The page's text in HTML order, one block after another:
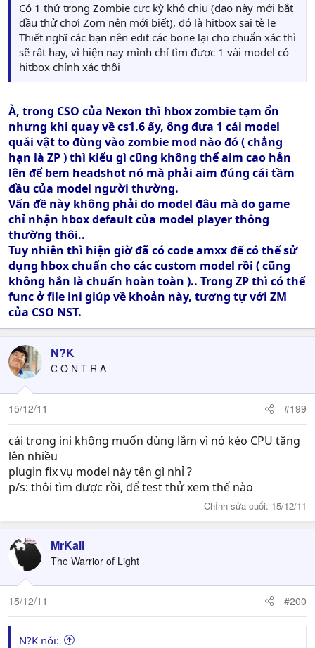
Có 1 thứ trong Zombie cực kỳ khó chịu (dạo này mới bắt
đầu thử chơi Zom nên mới biết), đó là hitbox sai tè le
Thiết nghĩ các bạn nên edit các bone lại cho chuẩn xác thì
sẽ rất hay, vì hiện nay mình chỉ tìm được 1 vài model có
hitbox chính xác thôi
À, trong CSO của Nexon thì hbox zombie tạm ổn
nhưng khi quay về cs1.6 ấy, ông đưa 1 cái model
quái vật to đùng vào zombie mod nào đó ( chẳng
hạn là ZP ) thì kiểu gì cũng không thể aim cao hẳn
lên để bem headshot nó mà phải aim đúng cái tầm
đầu của model người thường.
Vấn đề này không phải do model đâu mà do game
chỉ nhận hbox default của model player thông
thường thôi..
Tuy nhiên thì hiện giờ đã có code amxx để có thể sử
dụng hbox chuẩn cho các custom model rồi ( cũng
không hẳn là chuẩn hoàn toàn ).. Trong ZP thì có thể
func ở file ini giúp về khoản này, tương tự với ZM
của CSO NST.
N?K
C O N T R A
15/12/11 #199
cái trong ini không muốn dùng lắm vì nó kéo CPU tăng
lên nhiều
plugin fix vụ model này tên gì nhỉ ?
p/s: thôi tìm được rồi, để test thử xem thế nào
Chỉnh sửa cuối: 15/12/11
MrKaii
The Warrior of Light
15/12/11 #200
N?K nói: